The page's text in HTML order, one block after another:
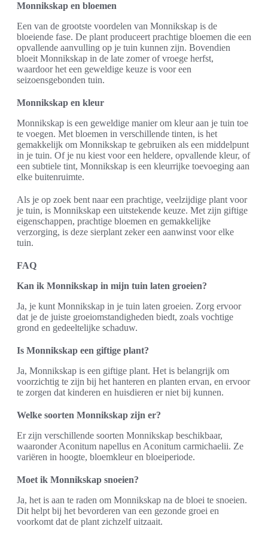
Monnikskap en bloemen
Een van de grootste voordelen van Monnikskap is de
bloeiende fase. De plant produceert prachtige bloemen die een
opvallende aanvulling op je tuin kunnen zijn. Bovendien
bloeit Monnikskap in de late zomer of vroege herfst,
waardoor het een geweldige keuze is voor een
seizoensgebonden tuin.
Monnikskap en kleur
Monnikskap is een geweldige manier om kleur aan je tuin toe
te voegen. Met bloemen in verschillende tinten, is het
gemakkelijk om Monnikskap te gebruiken als een middelpunt
in je tuin. Of je nu kiest voor een heldere, opvallende kleur, of
een subtiele tint, Monnikskap is een kleurrijke toevoeging aan
elke buitenruimte.
Als je op zoek bent naar een prachtige, veelzijdige plant voor
je tuin, is Monnikskap een uitstekende keuze. Met zijn giftige
eigenschappen, prachtige bloemen en gemakkelijke
verzorging, is deze sierplant zeker een aanwinst voor elke
tuin.
FAQ
Kan ik Monnikskap in mijn tuin laten groeien?
Ja, je kunt Monnikskap in je tuin laten groeien. Zorg ervoor
dat je de juiste groeiomstandigheden biedt, zoals vochtige
grond en gedeeltelijke schaduw.
Is Monnikskap een giftige plant?
Ja, Monnikskap is een giftige plant. Het is belangrijk om
voorzichtig te zijn bij het hanteren en planten ervan, en ervoor
te zorgen dat kinderen en huisdieren er niet bij kunnen.
Welke soorten Monnikskap zijn er?
Er zijn verschillende soorten Monnikskap beschikbaar,
waaronder Aconitum napellus en Aconitum carmichaelii. Ze
variëren in hoogte, bloemkleur en bloeiperiode.
Moet ik Monnikskap snoeien?
Ja, het is aan te raden om Monnikskap na de bloei te snoeien.
Dit helpt bij het bevorderen van een gezonde groei en
voorkomt dat de plant zichzelf uitzaait.